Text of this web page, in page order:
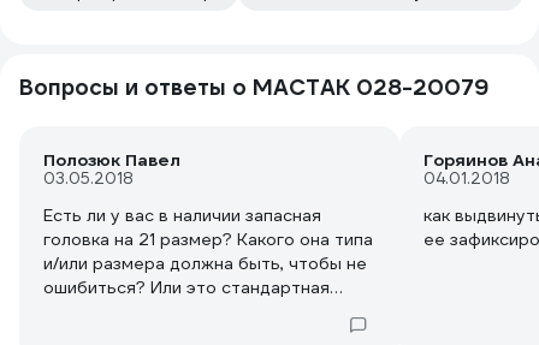
Вопросы и ответы о МАСТАК 028-20079
Полозюк Павел
03.05.2018
Есть ли у вас в наличии запасная
головка на 21 размер? Какого она типа
и/или размера должна быть, чтобы не
ошибиться? Или это стандартная
Горяинов
04.01.2018
как
ее